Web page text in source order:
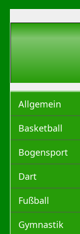
Allgemein
Basketball
Bogensport
Dart
Fußball
Gymnastik